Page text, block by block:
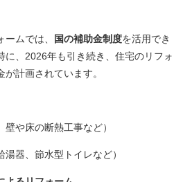
ムでは、 国の補助金制度を活用でき
に、2026年も引き続き、住宅のリフォ
計画されています。
壁や床の断熱工事など）
湯器、節水型トイレなど）